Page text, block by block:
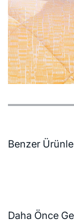
Özellikler
Ödeme Seçenekleri
Teslimat ve İade
Benzer
Daha Önce